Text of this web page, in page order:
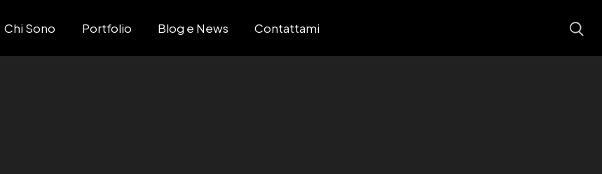
Chi Sono Portfolio Blog e News Contattami